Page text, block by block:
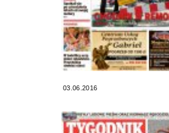
03.06.2016